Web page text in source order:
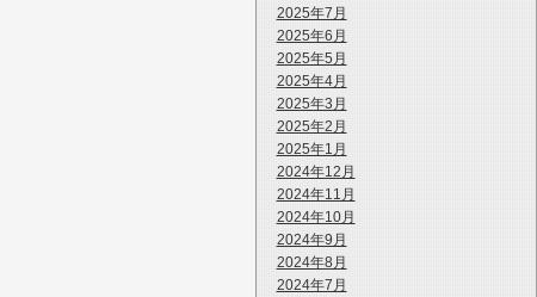
2025年7月
2025年6月
2025年5月
2025年4月
2025年3月
2025年2月
2025年1月
2024年12月
2024年11月
2024年10月
2024年9月
2024年8月
2024年7月